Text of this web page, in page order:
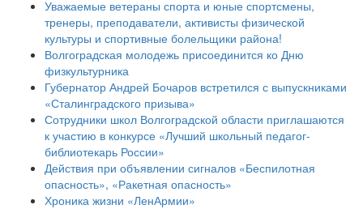
Уважаемые ветераны спорта и юные спортсмены,
тренеры, преподаватели, активисты физической
культуры и спортивные болельщики района!
Волгоградская молодежь присоединится ко Дню
физкультурника
Губернатор Андрей Бочаров встретился с выпускниками
«Сталинградского призыва»
Сотрудники школ Волгоградской области приглашаются
к участию в конкурсе «Лучший школьный педагог-
библиотекарь России»
Действия при объявлении сигналов «Беспилотная
опасность», «Ракетная опасность»
Хроника жизни «ЛенАрмии»